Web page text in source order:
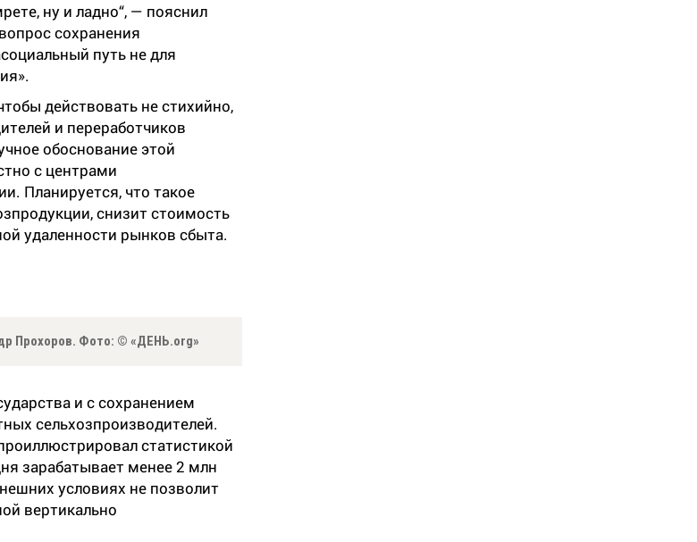
ну и ладно“, — пояснил
сохранения
путь не для
действовать не стихийно,
и переработчиков
обоснование этой
с центрами
Планируется, что такое
снизит стоимость
удаленности рынков сбыта.
Прохоров. Фото: © «ДЕНЬ.org»
и с сохранением
сельхозпроизводителей.
статистикой
зарабатывает менее 2 млн
условиях не позволит
вертикально